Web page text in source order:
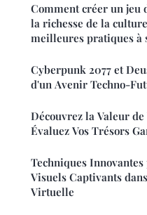
Comment créer un jeu
la richesse de la
meilleures pratiques à
Cyberpunk 2077 et
d'un Avenir Techno-
Découvrez la Valeur de
Évaluez Vos Trésors
Techniques
Visuels Captivants
Virtuelle